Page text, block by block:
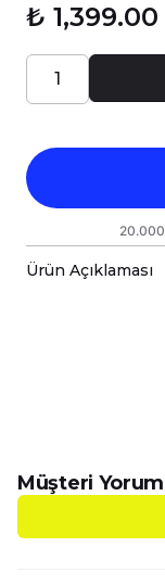
₺ 1,399.00
Ürün Açıklaması
yaşam
üç
110x170cm
battaniyesine
Müşteri